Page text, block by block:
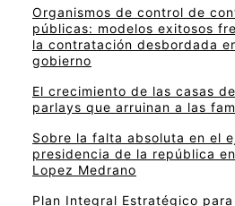
Organismos de control de
públicas: modelos exitosos
la contratación desbordada
gobierno
El crecimiento de las casas
parlays que arruinan a las
Sobre la falta absoluta en el
presidencia de la república
Lopez Medrano
Plan Integral Estratégico